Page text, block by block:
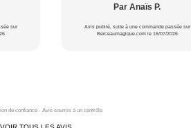
sur
Par Anaïs P.
Avis publié, suite à une commande passée sur
Berceaumagique.com le 16/07/2026
de confiance - Avis soumis à un contrôle